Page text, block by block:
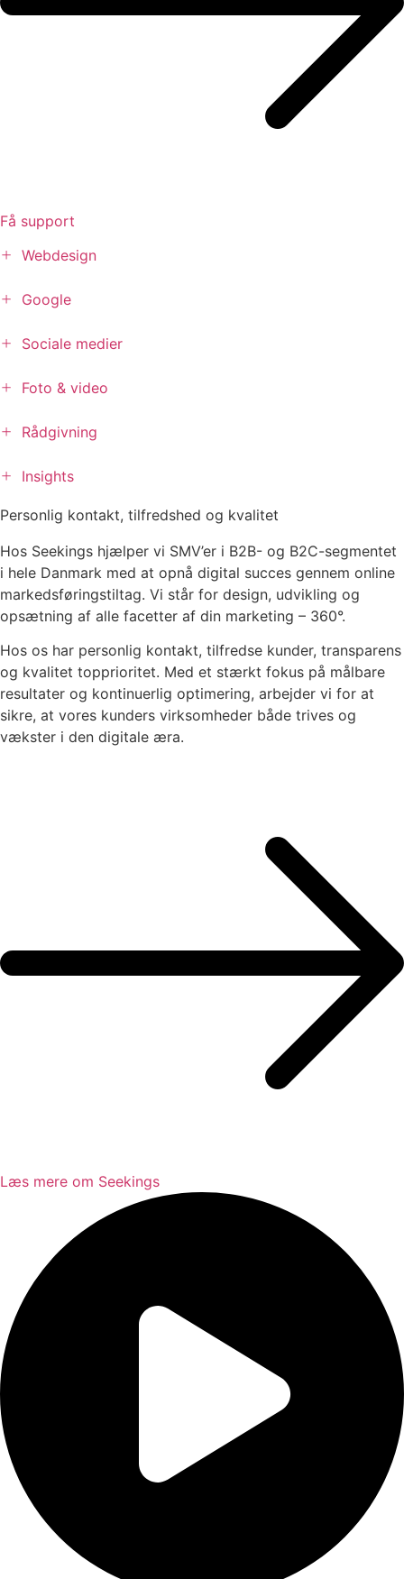
Få support
+ Webdesign
+ Google
+ Sociale medier
+ Foto & video
+ Rådgivning
+ Insights
Personlig kontakt, tilfredshed og kvalitet
Hos Seekings hjælper vi SMV’er i B2B- og B2C-segmentet
i hele Danmark med at opnå digital succes gennem online
markedsføringstiltag. Vi står for design, udvikling og
opsætning af alle facetter af din marketing – 360°.
Hos os har personlig kontakt, tilfredse kunder, transparens
og kvalitet topprioritet. Med et stærkt fokus på målbare
resultater og kontinuerlig optimering, arbejder vi for at
sikre, at vores kunders virksomheder både trives og
vækster i den digitale æra.
Læs mere om Seekings